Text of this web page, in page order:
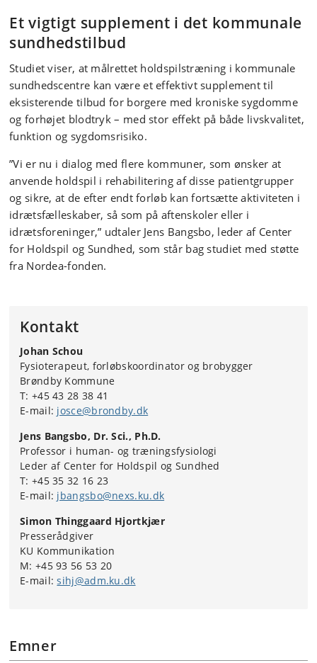
Et vigtigt supplement i det kommunale
sundhedstilbud
Studiet viser, at målrettet holdspilstræning i kommunale
sundhedscentre kan være et effektivt supplement til
eksisterende tilbud for borgere med kroniske sygdomme
og forhøjet blodtryk – med stor effekt på både livskvalitet,
funktion og sygdomsrisiko.
”Vi er nu i dialog med flere kommuner, som ønsker at
anvende holdspil i rehabilitering af disse patientgrupper
og sikre, at de efter endt forløb kan fortsætte aktiviteten i
idrætsfælleskaber, så som på aftenskoler eller i
idrætsforeninger,” udtaler Jens Bangsbo, leder af Center
for Holdspil og Sundhed, som står bag studiet med støtte
fra Nordea-fonden.
Kontakt
Johan Schou
Fysioterapeut, forløbskoordinator og brobygger
Brøndby Kommune
T: +45 43 28 38 41
E-mail: josce@brondby.dk
Jens Bangsbo, Dr. Sci., Ph.D.
Professor i human- og træningsfysiologi
Leder af Center for Holdspil og Sundhed
T: +45 35 32 16 23
E-mail: jbangsbo@nexs.ku.dk
Simon Thinggaard Hjortkjær
Presserådgiver
KU Kommunikation
M: +45 93 56 53 20
E-mail:sihj@adm.ku.dk
Emner